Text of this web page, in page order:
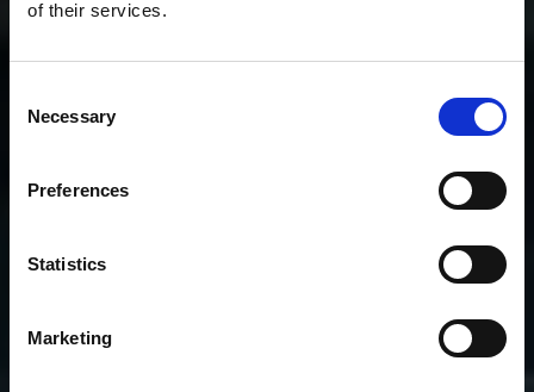
of their services.
Selection
Necessary
Preferences
Statistics
Marketing